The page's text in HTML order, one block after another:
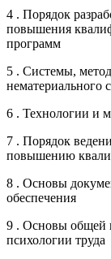
4 . Порядок
повышения
программ
5 . Системы,
нематериального
6 . Технологии и
7 . Порядок
повышению
8 . Основы
обеспечения
9 . Основы общей
психологии труда